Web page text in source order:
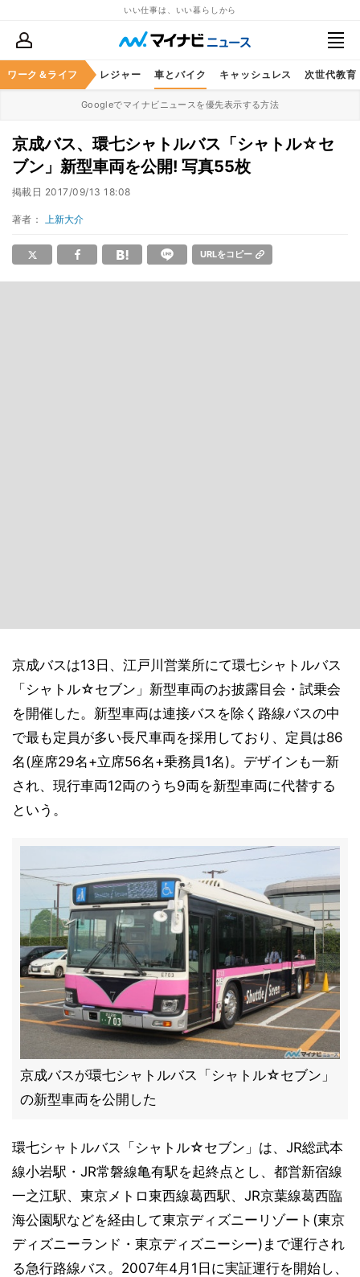
いい仕事は、いい暮らしから
ワーク＆ライフ
スケア グルメ レジャー 車とバイク キャッシュレス 次世代教育
Googleでマイナビニュースを優先表示する方法
京成バス、環七シャトルバス「シャトル☆セ
ブン」新型車両を公開! 写真55枚
掲載日 2017/09/13 18:08
著者： 上新大介
URLをコピー
京成バスは13日、江戸川営業所にて環七シャトルバス
「シャトル☆セブン」新型車両のお披露目会・試乗会
を開催した。新型車両は連接バスを除く路線バスの中
で最も定員が多い長尺車両を採用しており、定員は86
名(座席29名+立席56名+乗務員1名)。デザインも一新
され、現行車両12両のうち9両を新型車両に代替する
という。
京成バスが環七シャトルバス「シャトル☆セブン」
の新型車両を公開した
環七シャトルバス「シャトル☆セブン」は、JR総武本
線小岩駅・JR常磐線亀有駅を起終点とし、都営新宿線
一之江駅、東京メトロ東西線葛西駅、JR京葉線葛西臨
海公園駅などを経由して東京ディズニーリゾート(東京
ディズニーランド・東京ディズニーシー)まで運行され
る急行路線バス。2007年4月1日に実証運行を開始し、